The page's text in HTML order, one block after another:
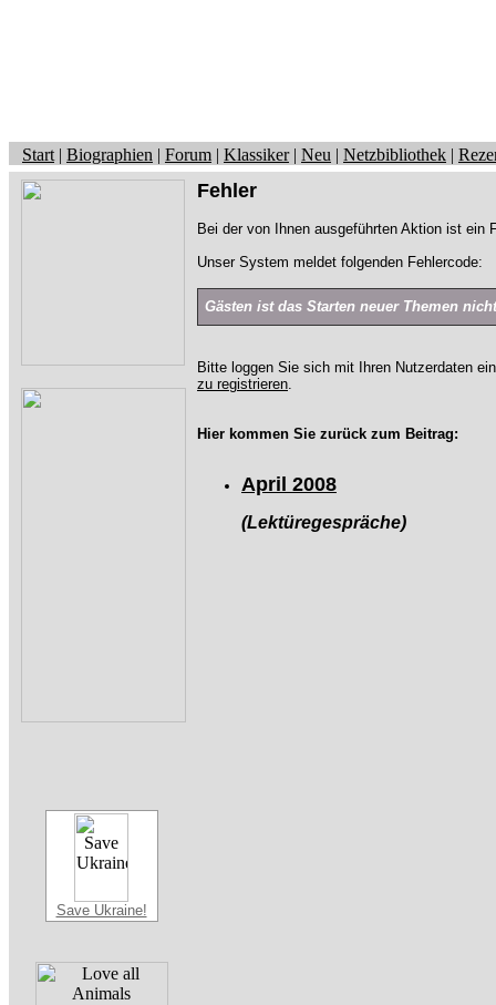
Start | Biographien | Forum | Klassiker| Neu | Netzbibliothek |
Save Ukraine!
Fehler
Bei der von Ihnen ausgeführten Aktion ist ein
Unser System meldet folgenden Fehlercode:
Gästen ist das Starten neuer Themen
Bitte loggen Sie sich mit Ihren Nutzerdaten
zu registrieren.
Hier kommen Sie zurück zum Beitrag:
April 2008
(Lektüregespräche)